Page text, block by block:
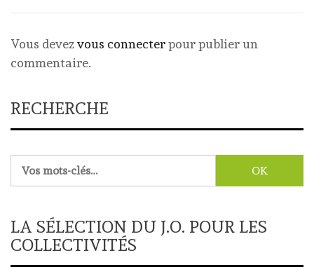
Vous devezvous connecterpour publier un
commentaire.
RECHERCHE
LA SÉLECTION DU J.O. POUR LES
COLLECTIVITÉS